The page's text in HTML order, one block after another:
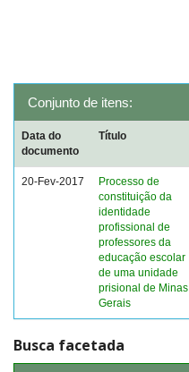
Conjunto de itens:
Data do
documento
Título
20-Fev-2017
Processo de
constituição da
identidade
profissional de
professores da
educação escolar
de uma unidade
prisional de Minas
Gerais
Busca facetada